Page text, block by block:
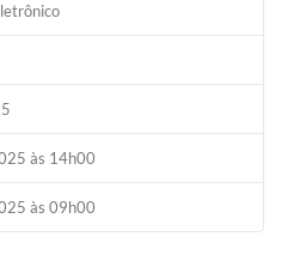
às 14h00
às 09h00